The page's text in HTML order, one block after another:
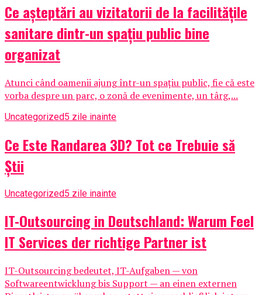
Ce așteptări au vizitatorii de la facilitățile
sanitare dintr-un spațiu public bine
organizat
Atunci când oamenii ajung într-un spațiu public, fie că este
vorba despre un parc, o zonă de evenimente, un târg,...
Uncategorized5 zile inainte
Ce Este Randarea 3D? Tot ce Trebuie să
Știi
Uncategorized5 zile inainte
IT-Outsourcing in Deutschland: Warum Feel
IT Services der richtige Partner ist
IT-Outsourcing bedeutet, IT-Aufgaben — von
Softwareentwicklung bis Support — an einen externen